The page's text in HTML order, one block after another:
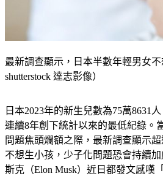
最新調查顯示，日本半數年輕男女
shutterstock 達志影像）
日本2023年的新生兒數為75萬8631
連續8年創下統計以來的最低紀錄。
問題焦頭爛額之際，最新調查顯示
不想生小孩，少子化問題恐會持續
斯克（Elon Musk）近日都發文感嘆